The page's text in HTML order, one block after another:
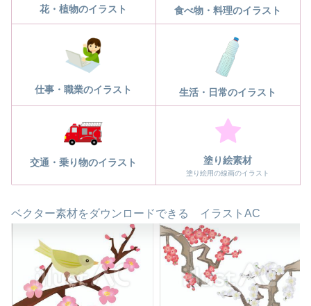
花・植物のイラスト 食べ物・料理のイラスト
仕事・職業のイラスト 生活・日常のイラスト
交通・乗り物のイラスト 塗り絵素材
塗り絵用の線画のイラスト
ベクター素材をダウンロードできる イラストAC